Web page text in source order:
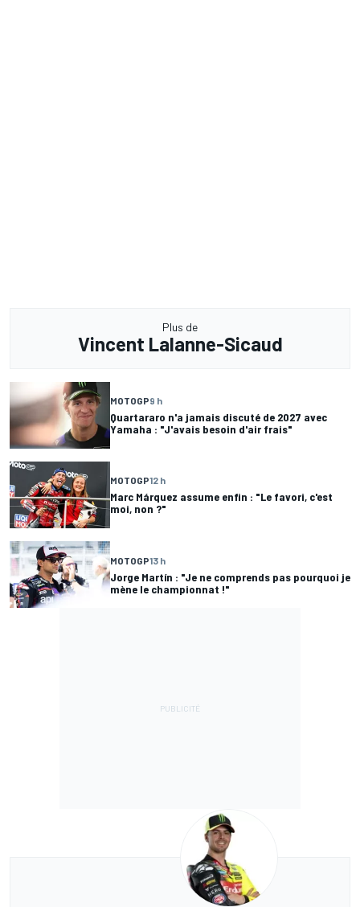
Plus de
Vincent Lalanne-Sicaud
MOTOGP9 h
Quartararo n'a jamais discuté de 2027 avec
Yamaha : "J'avais besoin d'air frais"
MOTOGP12 h
Marc Márquez assume enfin : "Le favori, c'est
moi, non ?"
MOTOGP13 h
Jorge Martín : "Je ne comprends pas pourquoi je
mène le championnat !"